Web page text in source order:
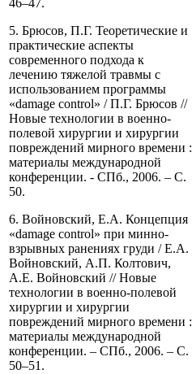
46–47.
5. Брюсов, П.Г. Теоретические и
практические аспекты
современного подхода к
лечению тяжелой травмы с
использованием программы
«damage control» / П.Г. Брюсов //
Новые технологии в военно-
полевой хирургии и хирургии
повреждений мирного времени :
материалы международной
конференции. - СПб., 2006. – С.
50.
6. Войновский, Е.А. Концепция
«damage control» при минно-
взрывных ранениях груди / Е.А.
Войновский, А.П. Колтович,
А.Е. Войновский // Новые
технологии в военно-полевой
хирургии и хирургии
повреждений мирного времени :
материалы международной
конференции. – СПб., 2006. – С.
50–51.